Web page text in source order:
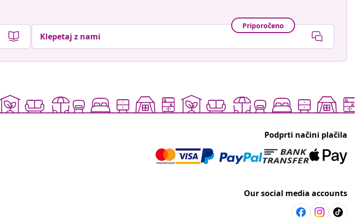
Priporočeno
Klepetaj z nami
Podprti načini plačila
Our social media accounts